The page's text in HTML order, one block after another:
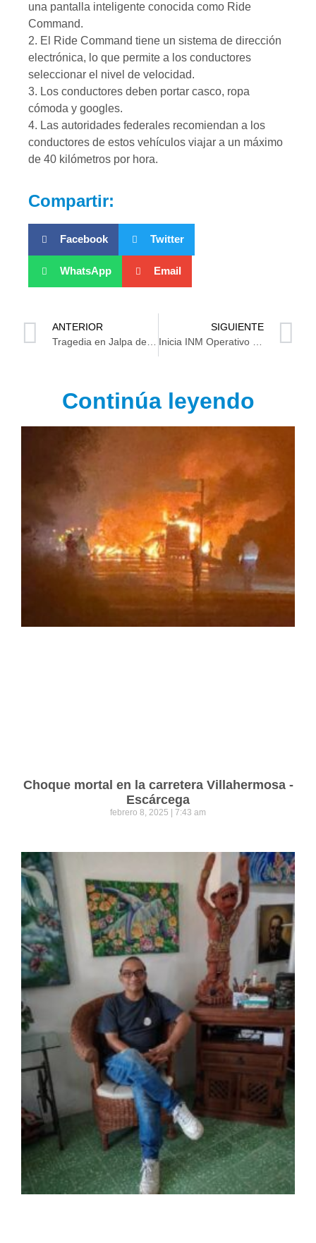
una pantalla inteligente conocida como Ride
Command.
2. El Ride Command tiene un sistema de dirección
electrónica, lo que permite a los conductores
seleccionar el nivel de velocidad.
3. Los conductores deben portar casco, ropa
cómoda y googles.
4. Las autoridades federales recomiendan a los
conductores de estos vehículos viajar a un máximo
de 40 kilómetros por hora.
Compartir:
Facebook Twitter
WhatsApp Email
ANTERIOR
Tragedia en Jalpa de Méndez: Albañil es hallado colgado en su vivienda
SIGUIENTE
Inicia INM Operativo de Verano 2023 del Programa Héroes Paisanos
Continúa leyendo
Choque mortal en la carretera Villahermosa -
Escárcega
febrero 8, 2025 7:43 am